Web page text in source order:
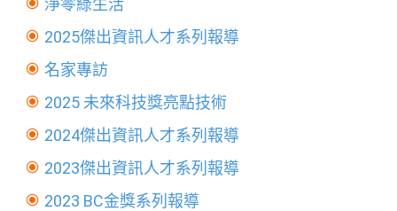
2025傑出資訊人才系列報導
名家專訪
2025 未來科技獎亮點技術
2024傑出資訊人才系列報導
2023傑出資訊人才系列報導
2023 BC金獎系列報導